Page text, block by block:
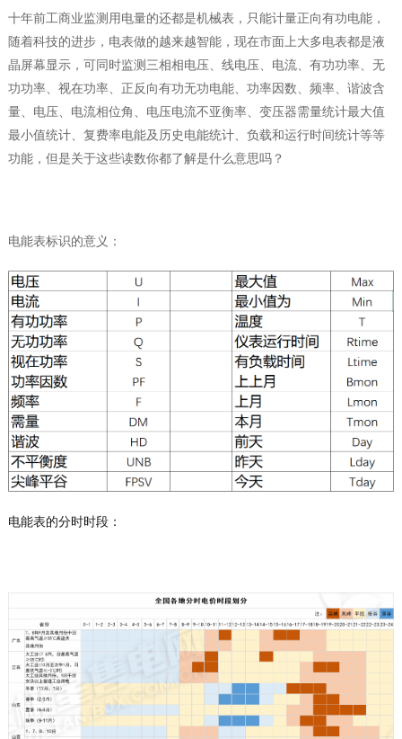
十年前工商业监测用电量的还都是机械表，只能计量正向有功电能，
随着科技的进步，电表做的越来越智能，现在市面上大多电表都是液
晶屏幕显示，可同时监测三相相电压、线电压、电流、有功功率、无
功功率、视在功率、正反向有功无功电能、功率因数、频率、谐波含
量、电压、电流相位角、电压电流不亚衡率、变压器需量统计最大值
最小值统计、复费率电能及历史电能统计、负载和运行时间统计等等
功能，但是关于这些读数你都了解是什么意思吗？
电能表标识的意义：
电能表的分时时段：